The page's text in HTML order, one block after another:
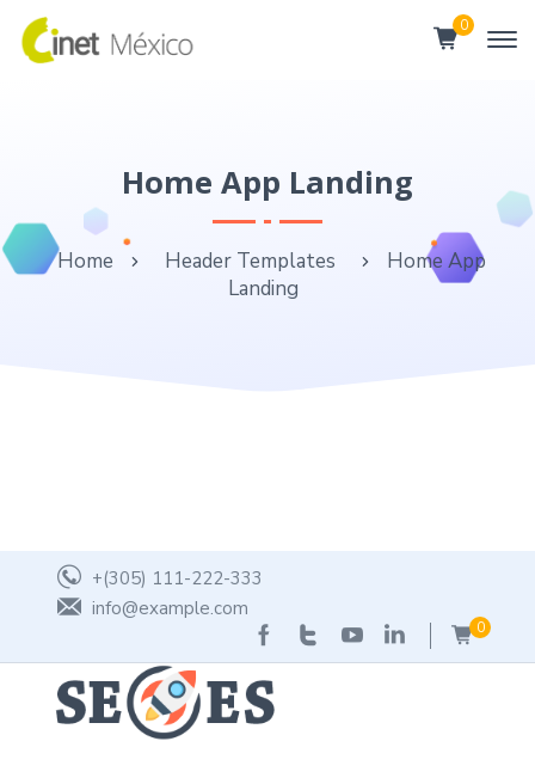
0
Home App Landing
Home Header Templates
Home App
Landing
+(305) 111-222-333
info@example.com
0